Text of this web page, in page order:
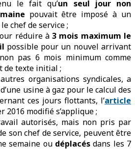
le fait qu’un seul jour non
pouvait être imposé à un
chef de service ;
réduire à3 mois maximum le
possible pour un nouvel arrivant
pas 6 mois minimum comme
de texte initial ;
organisations syndicales, a
usine à gaz pour le calcul des
ces jours flottants, l’article
2016 modifié s’applique ;
autorisés, mais non pris par
son chef de service, peuvent être
semaine ou déplacés dans les 7